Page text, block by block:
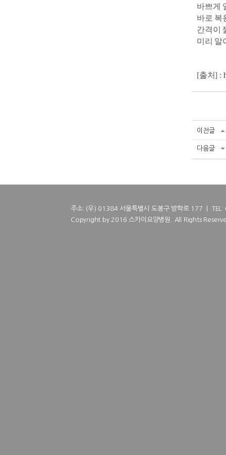
바쁘게
바로 복
간격이
미리 알
[출처] :
이전글
다음글
주소: (우) 01384 서울특별시 도봉구 방학로 177 |
Copyright by 2016 스카이요양병원. All Rights